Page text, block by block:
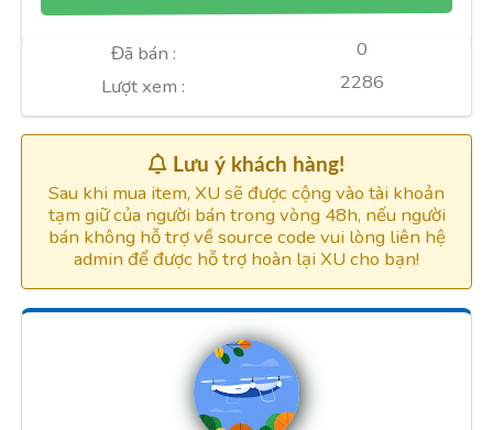
Đã bán :
0
Lượt xem :
2286
Lưu ý khách hàng!
Sau khi mua item, XU sẽ được cộng vào tài khoản
tạm giữ của người bán trong vòng 48h, nếu người
bán không hỗ trợ về source code vui lòng liên hệ
admin để được hỗ trợ hoàn lại XU cho bạn!